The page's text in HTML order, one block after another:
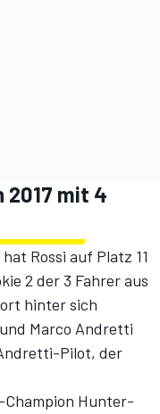
mit 4
Rossi auf Platz 11
2 der 3 Fahrer aus
hinter sich
Marco Andretti
Pilot, der
Champion Hunter-